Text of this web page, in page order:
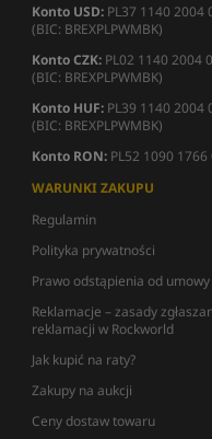
Konto USD: PL37 1140 2004
(BIC: BREXPLPWMBK)
Konto CZK: PL02 1140 2004
(BIC: BREXPLPWMBK)
Konto HUF: PL39 1140 2004
(BIC: BREXPLPWMBK)
Konto RON: PL52 1090 1766
WARUNKI ZAKUPU
Regulamin
Polityka prywatności
Prawo odstąpienia od umowy
Reklamacje – zasady
reklamacji w Rockworld
Jak kupić na raty?
Zakupy na aukcji
Ceny dostaw towaru